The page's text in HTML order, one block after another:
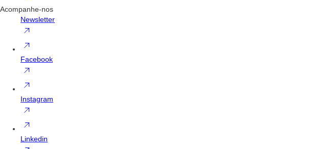
Acompanhe-nos
Newsletter
Facebook
Instagram
Linkedin